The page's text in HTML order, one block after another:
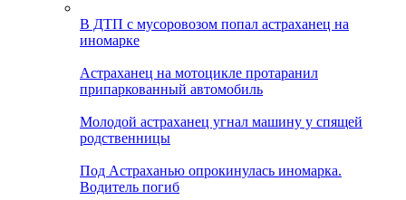
В ДТП с мусоровозом попал астраханец на
иномарке
Астраханец на мотоцикле протаранил
припаркованный автомобиль
Молодой астраханец угнал машину у спящей
родственницы
Под Астраханью опрокинулась иномарка.
Водитель погиб